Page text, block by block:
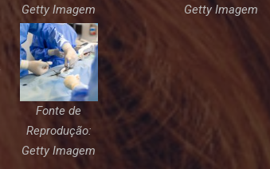
Getty Imagem
Getty Imagem
Fonte de
Reprodução:
Getty Imagem